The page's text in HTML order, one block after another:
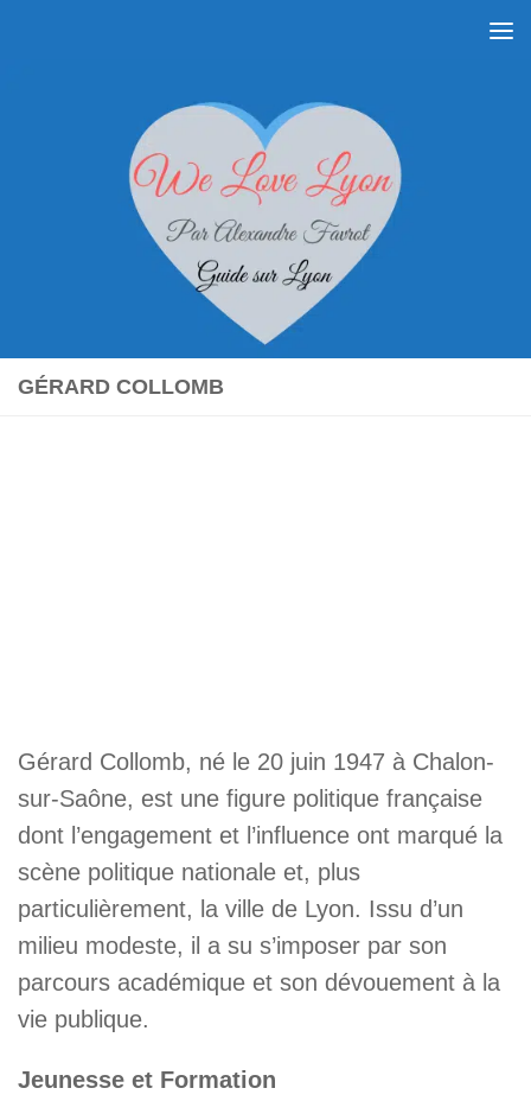
GÉRARD COLLOMB
Gérard Collomb, né le 20 juin 1947 à Chalon-
sur-Saône, est une figure politique française
dont l’engagement et l’influence ont marqué la
scène politique nationale et, plus
particulièrement, la ville de Lyon. Issu d’un
milieu modeste, il a su s’imposer par son
parcours académique et son dévouement à la
vie publique.
Jeunesse et Formation